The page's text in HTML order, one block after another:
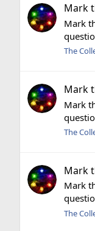
Mark
Mark
The
Mark
Mark
The
Mark
Mark
The